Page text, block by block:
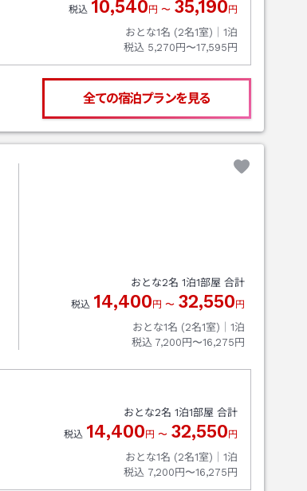
税込 10,540 円 〜 35,190 円
おとな1名 (2名1室)｜ 1泊
税込 5,270円〜17,595円
全ての宿泊プランを見る
おとな2名 1泊1部屋 合計
税込 14,400 円 〜 32,550 円
おとな1名 (2名1室)｜ 1泊
税込 7,200円〜16,275円
おとな2名 1泊1部屋 合計
税込 14,400 円 〜 32,550 円
おとな1名 (2名1室)｜ 1泊
税込 7,200円〜16,275円